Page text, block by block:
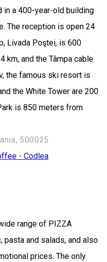
in a 400-year-old building
The reception is open 24
Livada Poştei, is 600
km, and the Tâmpa cable
the famous ski resort is
the White Tower are 200
is 850 meters from
500025
- Codlea
range of PIZZA
and salads, and also
prices. The only